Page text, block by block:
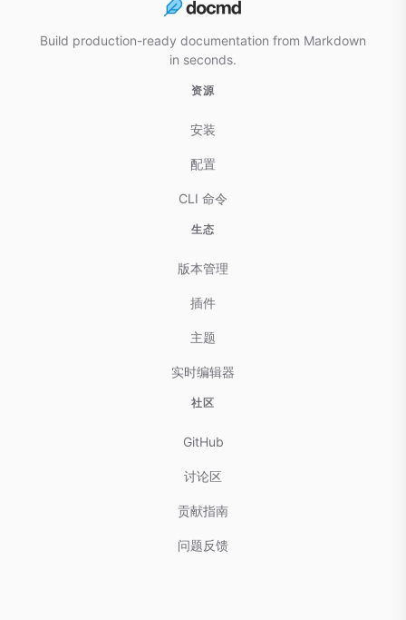
Build production-ready documentation from Markdown
in seconds.
资源
安装
配置
CLI 命令
生态
版本管理
插件
主题
实时编辑器
社区
GitHub
讨论区
贡献指南
问题反馈